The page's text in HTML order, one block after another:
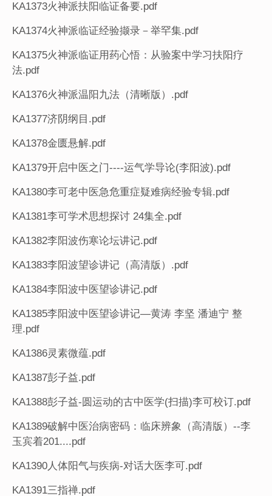
KA1373火神派扶阳临证备要.pdf
KA1374火神派临证经验撷录－举罕集.pdf
KA1375火神派临证用药心悟：从验案中学习扶阳疗
法.pdf
KA1376火神派温阳九法（清晰版）.pdf
KA1377济阴纲目.pdf
KA1378金匮悬解.pdf
KA1379开启中医之门----运气学导论(李阳波).pdf
KA1380李可老中医急危重症疑难病经验专辑.pdf
KA1381李可学术思想探讨 24集全.pdf
KA1382李阳波伤寒论坛讲记.pdf
KA1383李阳波望诊讲记（高清版）.pdf
KA1384李阳波中医望诊讲记.pdf
KA1385李阳波中医望诊讲记—黄涛 李坚 潘迪宁 整
理.pdf
KA1386灵素微蕴.pdf
KA1387彭子益.pdf
KA1388彭子益-圆运动的古中医学(扫描)李可校订.pdf
KA1389破解中医治病密码：临床辨象（高清版）--李
玉宾着201....pdf
KA1390人体阳气与疾病-对话大医李可.pdf
KA1391三指禅.pdf